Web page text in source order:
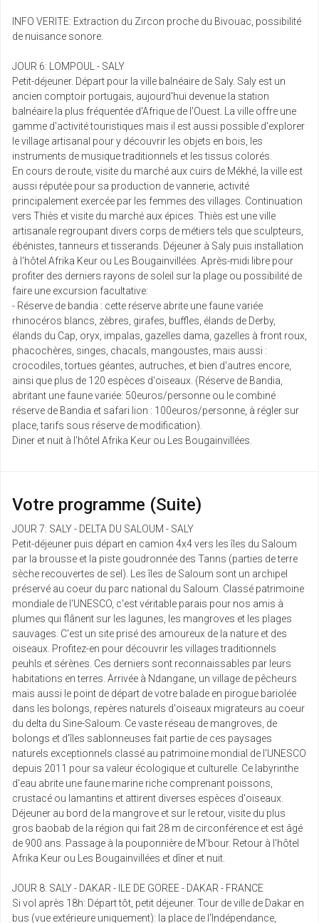
08 1244 € /pers.
1273 € au lieu de
15/06/2027
mer.
09 1077 €
/pers.
1106 € au lieu de
16/06/2027
sam.
12 1135 €/pers.
1164 € au lieu de
19/06/2027
mar.
15
juin
1051 € /pers.
1080 € au lieu de
22/06/2027
mer.
16
juin
982 € /pers.
1011 € au lieu de
23/06/2027
sam.
19
juin
1170 € /pers.
1199 € au lieu de
26/06/2027
mar.
22
juin
1167 €
1196 € au lieu de
29/06/2027
mer.
23 942 € /pers.
971 € au lieu de
30/06/2027
juin
1185 € au lieu de
mar.
29
juin
1167 €
/pers.
1196 € au lieu de
Retour le
06/07/2027
mer.
30
juin
942 € /pers.
971 € au lieu de
Retour le
07/07/2027
INFO VERITE: Extraction du Zircon proche du Bivouac, possibilité
de nuisance sonore.
JOUR 6: LOMPOUL - SALY
Petit-déjeuner. Départ pour la ville balnéaire de Saly. Saly est un
ancien comptoir portugais, aujourd'hui devenue la station
balnéaire la plus fréquentée d'Afrique de l'Ouest. La ville offre une
gamme d'activité touristiques mais il est aussi possible d'explorer
le village artisanal pour y découvrir les objets en bois, les
instruments de musique traditionnels et les tissus colorés.
En cours de route, visite du marché aux cuirs de Mékhé, la ville est
aussi réputée pour sa production de vannerie, activité
principalement exercée par les femmes des villages. Continuation
vers Thiès et visite du marché aux épices. Thiès est une ville
artisanale regroupant divers corps de métiers tels que sculpteurs,
ébénistes, tanneurs et tisserands. Déjeuner à Saly puis installation
à l'hôtel Afrika Keur ou Les Bougainvillées. Après-midi libre pour
profiter des derniers rayons de soleil sur la plage ou possibilité de
faire une excursion facultative:
- Réserve de bandia : cette réserve abrite une faune variée
rhinocéros blancs, zèbres, girafes, buffles, élands de Derby,
élands du Cap, oryx, impalas, gazelles dama, gazelles à front roux,
phacochères, singes, chacals, mangoustes, mais aussi :
crocodiles, tortues géantes, autruches, et bien d'autres encore,
ainsi que plus de 120 espèces d'oiseaux. (Réserve de Bandia,
abritant une faune variée: 50euros/personne ou le combiné
réserve de Bandia et safari lion : 100euros/personne, à régler sur
place, tarifs sous réserve de modification).
Diner et nuit à l'hôtel Afrika Keur ou Les Bougainvillées.
Votre programme (Suite)
JOUR 7: SALY - DELTA DU SALOUM - SALY
Petit-déjeuner puis départ en camion 4x4 vers les îles du Saloum
par la brousse et la piste goudronnée des Tanns (parties de terre
sèche recouvertes de sel). Les îles de Saloum sont un archipel
préservé au coeur du parc national du Saloum. Classé patrimoine
mondiale de l'UNESCO, c'est véritable parais pour nos amis à
plumes qui flânent sur les lagunes, les mangroves et les plages
sauvages. C'est un site prisé des amoureux de la nature et des
oiseaux. Profitez-en pour découvrir les villages traditionnels
peuhls et sérènes. Ces derniers sont reconnaissables par leurs
habitations en terres. Arrivée à Ndangane, un village de pêcheurs
mais aussi le point de départ de votre balade en pirogue bariolée
dans les bolongs, repères naturels d'oiseaux migrateurs au coeur
du delta du Sine-Saloum. Ce vaste réseau de mangroves, de
bolongs et d'îles sablonneuses fait partie de ces paysages
naturels exceptionnels classé au patrimoine mondial de l'UNESCO
depuis 2011 pour sa valeur écologique et culturelle. Ce labyrinthe
d'eau abrite une faune marine riche comprenant poissons,
crustacé ou lamantins et attirent diverses espèces d'oiseaux.
Déjeuner au bord de la mangrove et sur le retour, visite du plus
gros baobab de la région qui fait 28 m de circonférence et est âgé
de 900 ans. Passage à la pouponnière de M'bour. Retour à l'hôtel
Afrika Keur ou Les Bougainvillées et dîner et nuit.
JOUR 8: SALY - DAKAR - ILE DE GOREE - DAKAR - FRANCE
Si vol après 18h: Départ tôt, petit déjeuner. Tour de ville de Dakar en
bus (vue extérieure uniquement): la place de l'Indépendance,